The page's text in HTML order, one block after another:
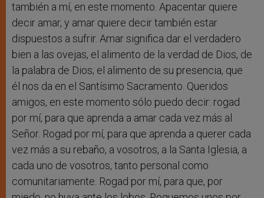
también a mí, en este momento. Apacentar quiere
decir amar, y amar quiere decir también estar
dispuestos a sufrir. Amar significa dar el verdadero
bien a las ovejas, el alimento de la verdad de Dios, de
la palabra de Dios; el alimento de su presencia, que
él nos da en el Santísimo Sacramento. Queridos
amigos, en este momento sólo puedo decir: rogad
por mí, para que aprenda a amar cada vez más al
Señor. Rogad por mí, para que aprenda a querer cada
vez más a su rebaño, a vosotros, a la Santa Iglesia, a
cada uno de vosotros, tanto personal como
comunitariamente. Rogad por mí, para que, por